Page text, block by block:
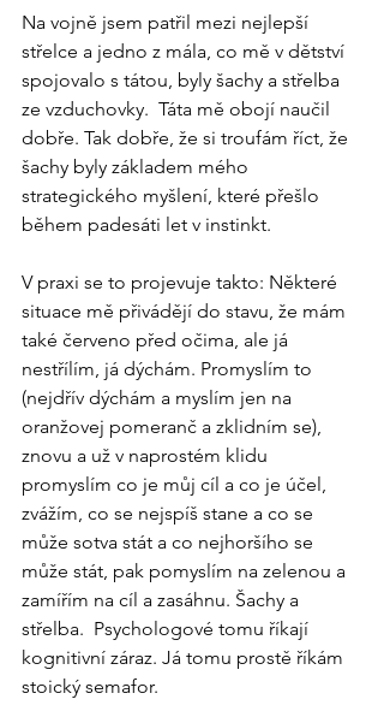
Na vojně jsem patřil mezi nejlepší
střelce a jedno z mála, co mě v dětství
spojovalo s tátou, byly šachy a střelba
ze vzduchovky.  Táta mě obojí naučil
dobře. Tak dobře, že si troufám říct, že
šachy byly základem mého
strategického myšlení, které přešlo
během padesáti let v instinkt.
V praxi se to projevuje takto: Některé
situace mě přivádějí do stavu, že mám
také červeno před očima, ale já
nestřílím, já dýchám. Promyslím to
(nejdřív dýchám a myslím jen na
oranžovej pomeranč a zklidním se),
znovu a už v naprostém klidu
promyslím co je můj cíl a co je účel,
zvážím, co se nejspíš stane a co se
může sotva stát a co nejhoršího se
může stát, pak pomyslím na zelenou a
zamířím na cíl a zasáhnu. Šachy a
střelba.  Psychologové tomu říkají
kognitivní záraz. Já tomu prostě říkám
stoický semafor.